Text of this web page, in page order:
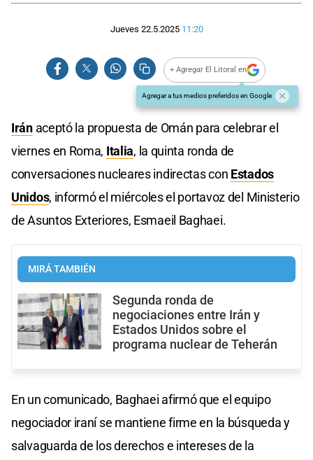
Jueves 22.5.2025 11:20
+ Agregar El Litoral en
Agregar a tus medios preferidos en Google
Iránaceptó la propuesta de Omán para celebrar el
viernes en Roma, Italia, la quinta ronda de
conversaciones nucleares indirectas con Estados
Unidos, informó el miércoles el portavoz del Ministerio
de Asuntos Exteriores, Esmaeil Baghaei.
MIRÁ TAMBIÉN
Segunda ronda de
negociaciones entre Irán y
Estados Unidos sobre el
programa nuclear de Teherán
En un comunicado, Baghaei afirmó que el equipo
negociador iraní se mantiene firme en la búsqueda y
salvaguarda de los derechos e intereses de la